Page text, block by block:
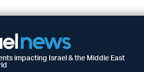
impacting Israel & the Middle East